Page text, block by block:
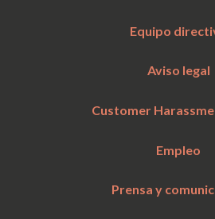
Equipo
Aviso legal
Customer
Empleo
Prensa y